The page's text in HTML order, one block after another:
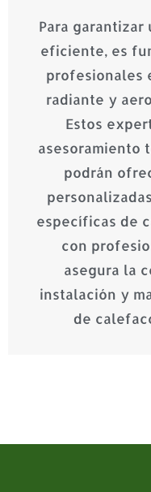
Para
eficiente, es
profesionales
radiante y
Estos
asesoramiento
podrán
específicas de
con
asegura la
instalación y
de